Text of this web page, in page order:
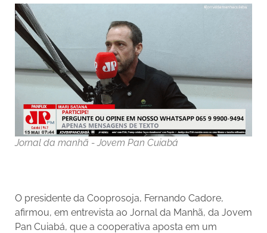
Jornal da manhã - Jovem Pan Cuiabá
O presidente da Cooprosoja, Fernando Cadore,
afirmou, em entrevista ao Jornal da Manhã, da Jovem
Pan Cuiabá, que a cooperativa aposta em um